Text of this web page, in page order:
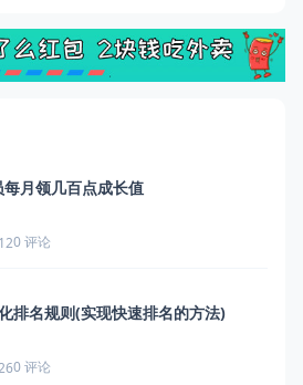
每月领几百点成长值
0 评论
排名规则(实现快速排名的方法)
0 评论